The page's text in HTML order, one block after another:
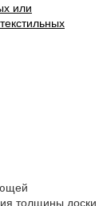
или
толщины доски